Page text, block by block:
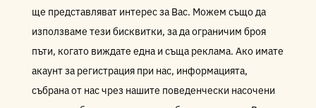
ще представляват интерес за Вас. Можем също да
използваме тези бисквитки, за да ограничим броя
пъти, когато виждате една и съща реклама. Ако имате
акаунт за регистрация при нас, информацията,
събрана от нас чрез нашите поведенчески насочени